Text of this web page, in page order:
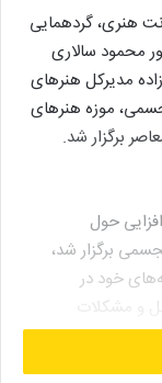
هنری، گردهمایی
محمود سالاری
مدیرکل هنرهای
موزه هنرهای
برگزار شد.
حول
برگزار شد،
خود در
و مشکلات